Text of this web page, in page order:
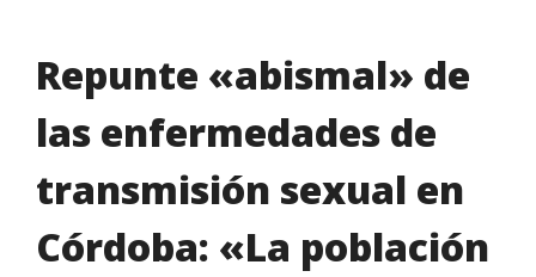
Repunte «abismal» de
las enfermedades de
transmisión sexual en
Córdoba: «La población